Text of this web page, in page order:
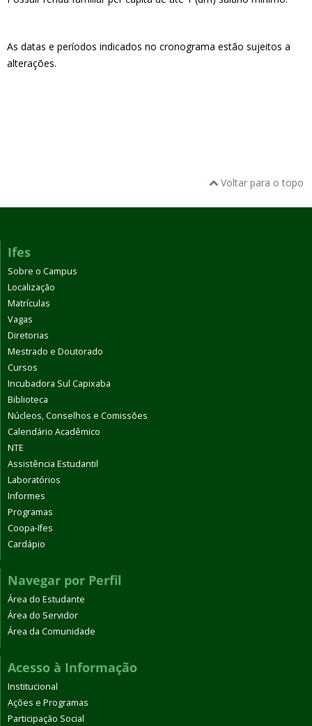
As datas e períodos indicados no cronograma estão sujeitos a
alterações.
Voltar para o topo
Ifes
Sobre o Campus
Localização
Matrículas
Vagas
Diretorias
Mestrado e Doutorado
Cursos
Incubadora Sul Capixaba
Biblioteca
Núcleos, Conselhos e Comissões
Calendário Acadêmico
NTE
Assistência Estudantil
Laboratórios
Informes
Programas
Coopa-Ifes
Cardápio
Navegar por Perfil
Área do Estudante
Área do Servidor
Área da Comunidade
Acesso à Informação
Institucional
Ações e Programas
Participação Social